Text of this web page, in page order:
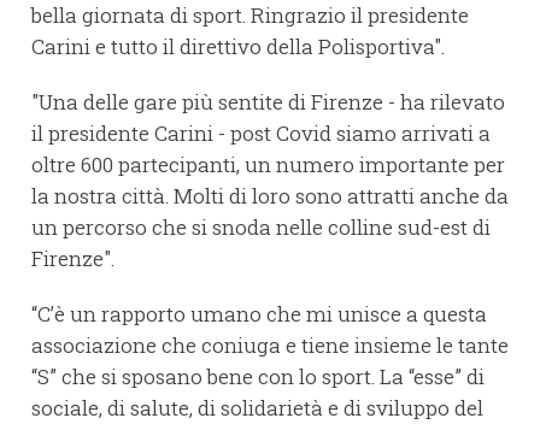
bella giornata di sport. Ringrazio il presidente
Carini e tutto il direttivo della Polisportiva".
"Una delle gare più sentite di Firenze - ha rilevato
il presidente Carini - post Covid siamo arrivati a
oltre 600 partecipanti, un numero importante per
la nostra città. Molti di loro sono attratti anche da
un percorso che si snoda nelle colline sud-est di
Firenze".
“C’è un rapporto umano che mi unisce a questa
associazione che coniuga e tiene insieme le tante
“S” che si sposano bene con lo sport. La “esse” di
sociale, di salute, di solidarietà e di sviluppo del